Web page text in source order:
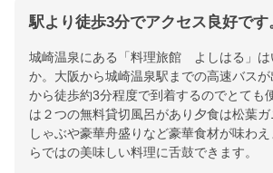
駅より徒歩3分でアクセス良好です
城崎温泉にある「料理旅館 よしはる」は
か。大阪から城崎温泉駅までの高速バス
から徒歩約3分程度で到着するのでとても
は２つの無料貸切風呂があり夕食は松葉
しゃぶや豪華舟盛りなど豪華食材が味わ
らではの美味しい料理に舌鼓できます。